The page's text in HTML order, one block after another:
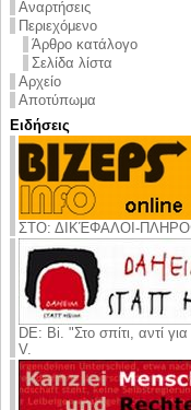
Αναρτήσεις
Περιεχόμενο
Άρθρο κατάλογο
Σελίδα λίστα
Αρχείο
Αποτύπωμα
Ειδήσεις
ΣΤΟ: ΔΙΚΈΦΑΛΟΙ-
DE: Bi. "Στο σπίτι, αντί για
V.